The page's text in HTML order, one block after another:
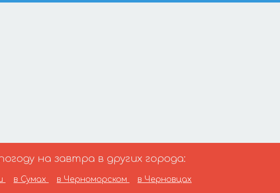
на завтра в других города:
в Сумах в Черноморском в Черновцах